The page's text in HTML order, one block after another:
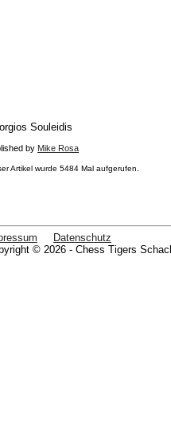
Souleidis
by Mike Rosa
Artikel wurde 5484 Mal aufgerufen.
Datenschutz
© 2026 - Chess Tigers